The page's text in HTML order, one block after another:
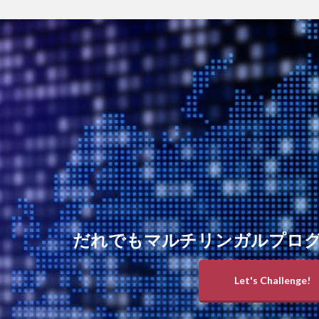
だれでもマルチリンガルプロ
Let's Challenge!